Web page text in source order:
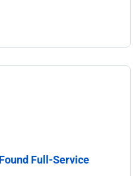
Full-Service